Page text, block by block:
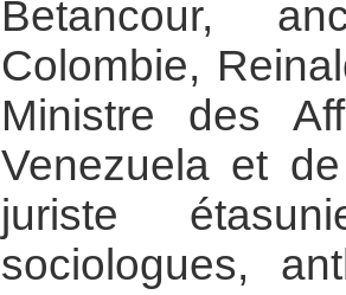
Betancour,
Colombie,
Ministre des
Venezuela et
juriste
sociologues,